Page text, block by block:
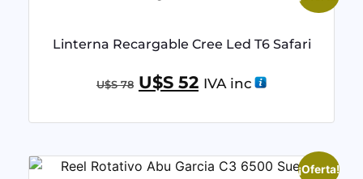
Linterna Recargable Cree Led T6 Safari
U$S78 U$S 52 IVA inc
¡Oferta!